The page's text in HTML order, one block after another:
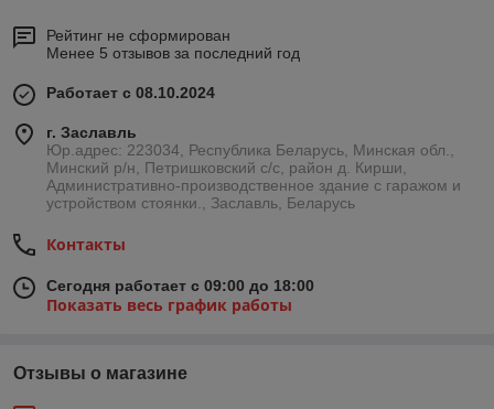
Рейтинг не сформирован
Менее 5 отзывов за последний год
Работает с 08.10.2024
г. Заславль
Юр.адрес: 223034, Республика Беларусь, Минская обл.,
Минский р/н, Петришковский с/с, район д. Кирши,
Административно-производственное здание с гаражом и
устройством стоянки., Заславль, Беларусь
Контакты
Сегодня работает с 09:00 до 18:00
Показать весь график работы
Отзывы о магазине